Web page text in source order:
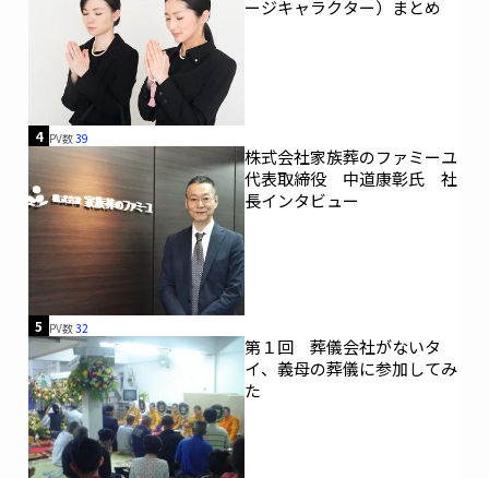
ージキャラクター）まとめ
4 PV数39
株式会社家族葬のファミーユ
代表取締役 中道康彰氏 社
長インタビュー
5 PV数32
第１回 葬儀会社がないタ
イ、義母の葬儀に参加してみ
た